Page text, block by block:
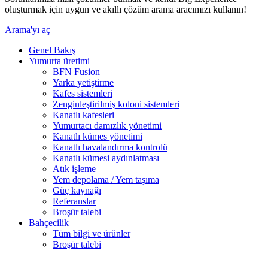
oluşturmak için uygun ve akıllı çözüm arama aracımızı kullanın!
Arama'yı aç
Genel Bakış
Yumurta üretimi
BFN Fusion
Yarka yetiştirme
Kafes sistemleri
Zenginleştirilmiş koloni sistemleri
Kanatlı kafesleri
Yumurtacı damızlık yönetimi
Kanatlı kümes yönetimi
Kanatlı havalandırma kontrolü
Kanatlı kümesi aydınlatması
Atık işleme
Yem depolama / Yem taşıma
Güç kaynağı
Referanslar
Broşür talebi
Bahçecilik
Tüm bilgi ve ürünler
Broşür talebi